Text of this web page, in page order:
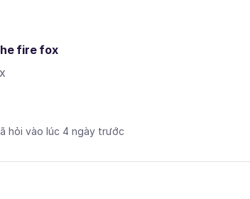
fire fox
hỏi vào lúc 4 ngày trước